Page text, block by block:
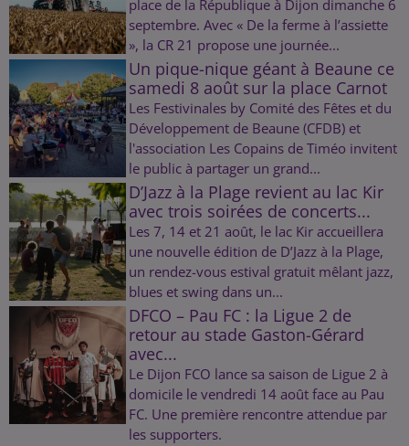
place de la République à Dijon dimanche 6
septembre. Avec « De la ferme à l’assiette
», la CR 21 propose une journée...
Un pique-nique géant à Beaune ce
samedi 8 août sur la place Carnot
Les Festivinales by Comité des Fêtes et du
Développement de Beaune (CFDB) et
l'association Les Copains de Timéo invitent
le public à partager un grand...
D’Jazz à la Plage revient au lac Kir
avec trois soirées de concerts...
Les 7, 14 et 21 août, le lac Kir accueillera
une nouvelle édition de D’Jazz à la Plage,
un rendez-vous estival gratuit mêlant jazz,
blues et swing dans un...
DFCO – Pau FC : la Ligue 2 de
retour au stade Gaston-Gérard
avec...
Le Dijon FCO lance sa saison de Ligue 2 à
domicile le vendredi 14 août face au Pau
FC. Une première rencontre attendue par
les supporters.